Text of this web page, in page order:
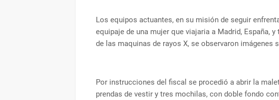
Los equipos actuantes, en su misión de seguir
equipaje de una mujer que viajaria a Madrid, España,
de las maquinas de rayos X, se observaron imágenes
Por instrucciones del fiscal se procedió a abrir la
prendas de vestir y tres mochilas, con doble fondo